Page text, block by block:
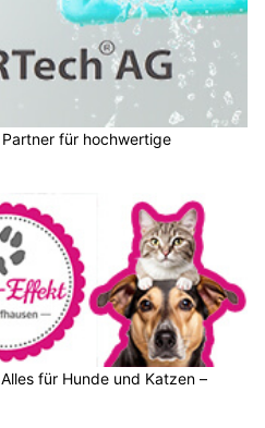
für hochwertige
für Hunde und Katzen –